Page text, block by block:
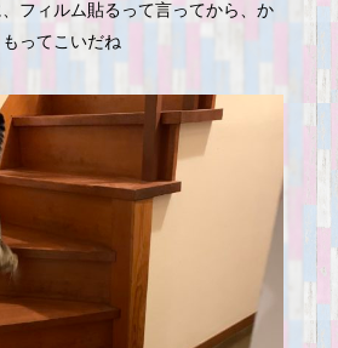
フィルム貼るって言ってから、か
ってこいだね